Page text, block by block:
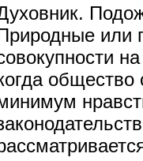
или
общество